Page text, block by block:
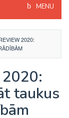
MENU
2020:
taukus